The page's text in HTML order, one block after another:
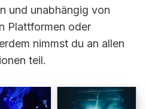
und unabhängig von
Plattformen oder
nimmst du an allen
teil.